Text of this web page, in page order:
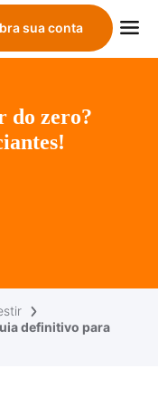
sua conta
do zero?
definitivo para